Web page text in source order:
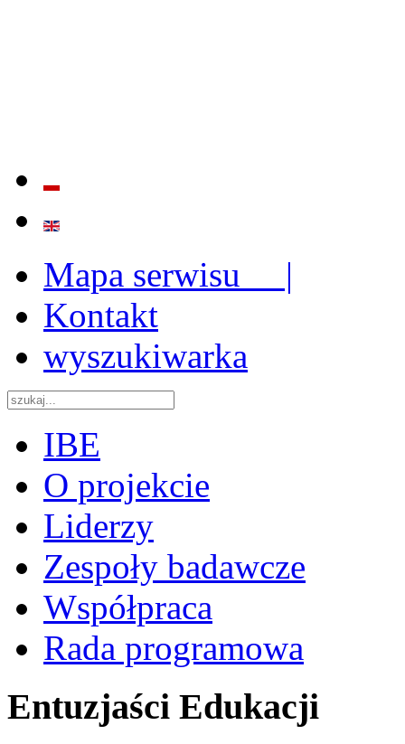
Mapa serwisu |
Kontakt
wyszukiwarka
IBE
O projekcie
Liderzy
Zespoły badawcze
Współpraca
Rada programowa
Entuzjaści Edukacji